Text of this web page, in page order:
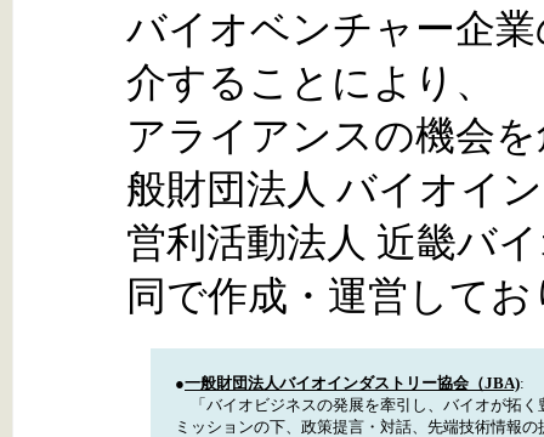
バイオベンチャー企
介することにより、
アライアンスの機会
般財団法人 バイオイ
営利活動法人 近畿バ
同で作成・運営して
●一般財団法人バイオインダストリー協会（JBA):
「バイオビジネスの発展を牽引し、バイオが拓
ミッションの下、政策提言・対話、先端技術情報